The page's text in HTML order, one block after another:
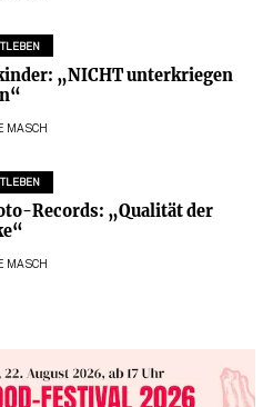
„NICHT unterkriegen
MASCH
Records: „Qualität der
MASCH